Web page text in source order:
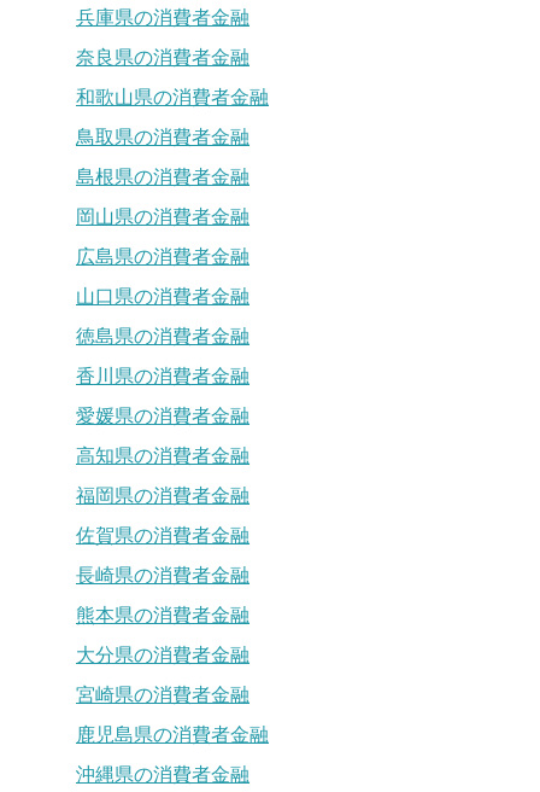
兵庫県の消費者金融
奈良県の消費者金融
和歌山県の消費者金融
鳥取県の消費者金融
島根県の消費者金融
岡山県の消費者金融
広島県の消費者金融
山口県の消費者金融
徳島県の消費者金融
香川県の消費者金融
愛媛県の消費者金融
高知県の消費者金融
福岡県の消費者金融
佐賀県の消費者金融
長崎県の消費者金融
熊本県の消費者金融
大分県の消費者金融
宮崎県の消費者金融
鹿児島県の消費者金融
沖縄県の消費者金融